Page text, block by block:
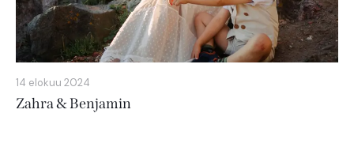
14 elokuu 2024
Zahra & Benjamin